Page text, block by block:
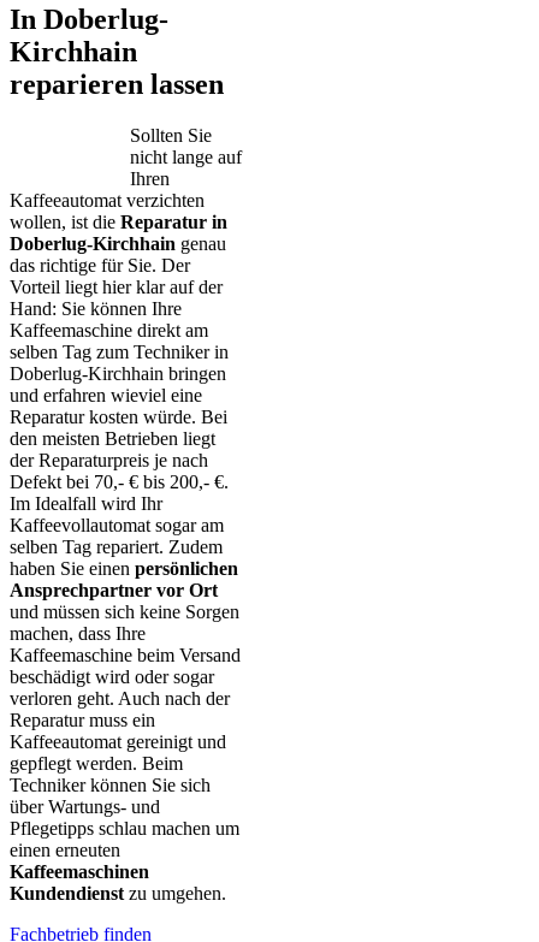
In Doberlug-
Kirchhain
reparieren lassen
Sollten Sie
nicht lange auf
Ihren
Kaffeeautomat verzichten
wollen, ist die Reparatur in
Doberlug-Kirchhain genau
das richtige für Sie. Der
Vorteil liegt hier klar auf der
Hand: Sie können Ihre
Kaffeemaschine direkt am
selben Tag zum Techniker in
Doberlug-Kirchhain bringen
und erfahren wieviel eine
Reparatur kosten würde. Bei
den meisten Betrieben liegt
der Reparaturpreis je nach
Defekt bei 70,- € bis 200,- €.
Im Idealfall wird Ihr
Kaffeevollautomat sogar am
selben Tag repariert. Zudem
haben Sie einen persönlichen
Ansprechpartner vor Ort
und müssen sich keine Sorgen
machen, dass Ihre
Kaffeemaschine beim Versand
beschädigt wird oder sogar
verloren geht. Auch nach der
Reparatur muss ein
Kaffeeautomat gereinigt und
gepflegt werden. Beim
Techniker können Sie sich
über Wartungs- und
Pflegetipps schlau machen um
einen erneuten
Kaffeemaschinen
Kundendienst zu umgehen.
Fachbetrieb finden